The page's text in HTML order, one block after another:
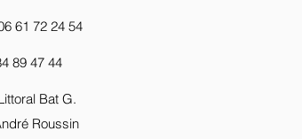
61 72 24 54
89 47 44
Bat G.
Roussin